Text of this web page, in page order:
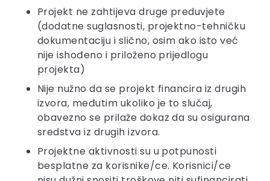
Projekt ne zahtijeva druge preduvjete
(dodatne suglasnosti, projektno-tehničku
dokumentaciju i slično, osim ako isto već
nije ishođeno i priloženo prijedlogu
projekta)
Nije nužno da se projekt financira iz drugih
izvora, međutim ukoliko je to slučaj,
obavezno se prilaže dokaz da su osigurana
sredstva iz drugih izvora.
Projektne aktivnosti su u potpunosti
besplatne za korisnike/ce. Korisnici/ce